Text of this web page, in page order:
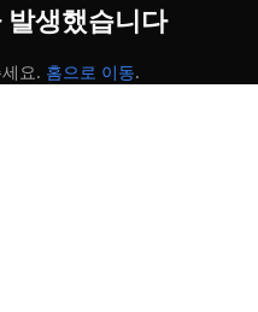
생했습니다
요. 홈으로 이동.